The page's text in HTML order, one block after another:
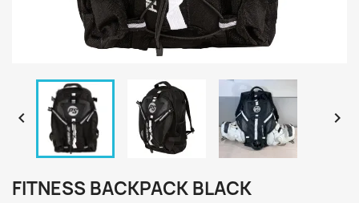
 
FITNESS BACKPACK BLACK